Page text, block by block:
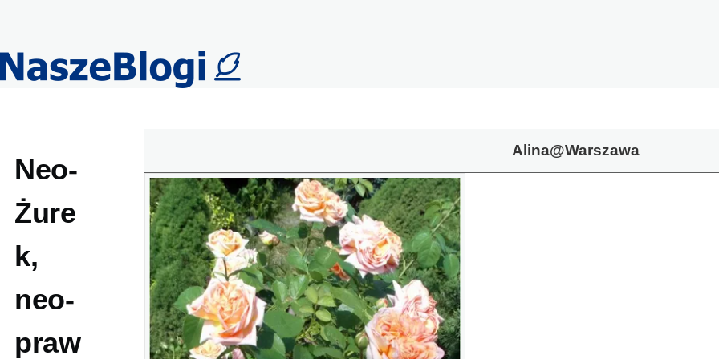
Neo-
Żure
k,
neo-
praw
Alina@Warszawa